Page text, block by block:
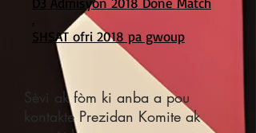
.
SHSAT ofri 2018 pa gwoup
Sèvi ak fòm ki anba a pou
kontakte Prezidan Komite ak